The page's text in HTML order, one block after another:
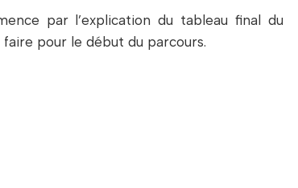
par l’explication du tableau final du
pour le début du parcours.